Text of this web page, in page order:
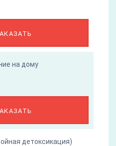
на дому
детоксикация)